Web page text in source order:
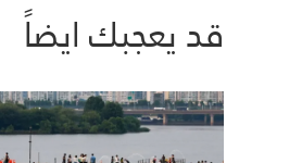
قد يعجبك ايضاً